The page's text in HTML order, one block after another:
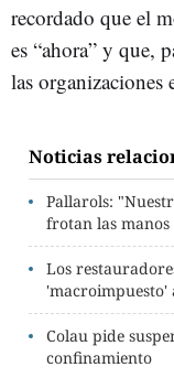
recordado que el
es “ahora” y que,
las organizaciones
Noticias
Pallarols:
frotan las manos
Los
'macroimpuesto'
Colau pide
confinamiento